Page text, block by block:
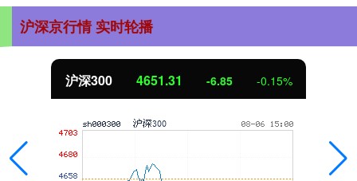
沪深京行情 实时轮播
北证50 1122.88 3.42